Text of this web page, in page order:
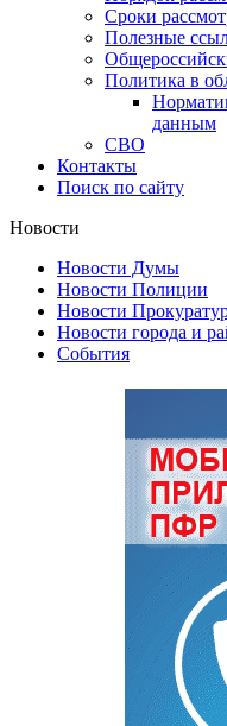
Сроки
Полезные
Политика в
данным
СВО
Контакты
Поиск по сайту
Новости
Новости Думы
Новости Полиции
Новости
Новости города и
События